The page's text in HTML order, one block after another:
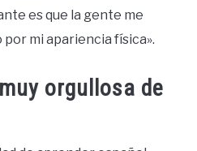
es que la gente me
mi apariencia física».
orgullosa de